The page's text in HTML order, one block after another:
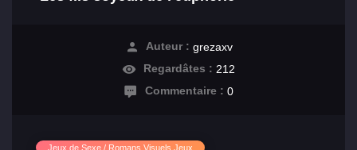
Auteur : grezaxv
Regardâtes : 212
Commentaire : 0
Jeux de Sexe / Romans Visuels Jeux